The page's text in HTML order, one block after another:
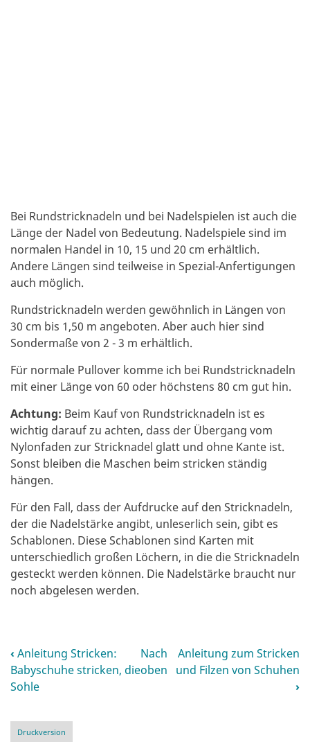
Bei Rundstricknadeln und bei Nadelspielen ist auch die
Länge der Nadel von Bedeutung. Nadelspiele sind im
normalen Handel in 10, 15 und 20 cm erhältlich.
Andere Längen sind teilweise in Spezial-Anfertigungen
auch möglich.
Rundstricknadeln werden gewöhnlich in Längen von
30 cm bis 1,50 m angeboten. Aber auch hier sind
Sondermaße von 2 - 3 m erhältlich.
Für normale Pullover komme ich bei Rundstricknadeln
mit einer Länge von 60 oder höchstens 80 cm gut hin.
Achtung: Beim Kauf von Rundstricknadeln ist es
wichtig darauf zu achten, dass der Übergang vom
Nylonfaden zur Stricknadel glatt und ohne Kante ist.
Sonst bleiben die Maschen beim stricken ständig
hängen.
Für den Fall, dass der Aufdrucke auf den Stricknadeln,
der die Nadelstärke angibt, unleserlich sein, gibt es
Schablonen. Diese Schablonen sind Karten mit
unterschiedlich großen Löchern, in die die Stricknadeln
gesteckt werden können. Die Nadelstärke braucht nur
noch abgelesen werden.
Links
für
Blättern
‹ Anleitung Stricken:
Babyschuhe stricken, die
Sohle
Nach
oben
Anleitung zum Stricken
und Filzen von Schuhen
›
Druckversion